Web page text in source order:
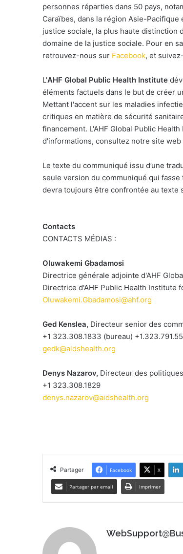
personnes réparties dans 50 pays,
Caraïbes, dans la région Asie-Pacifique
justice sociale, la plus haute distinction
domaine de la justice sociale. Pour en
retrouvez-nous sur Facebook, et
L'AHF Global Public Health Institute
éléments factuels dans le but de créer
Mettant l'accent sur les maladies
critiques en matière de sécurité
financement. L'AHF Global Public
d'informations, consultez notre site web
Le texte du communiqué issu d’une
seule version du communiqué qui
devra toujours être confrontée au texte
Contacts
CONTACTS MÉDIAS :
Oluwakemi Gbadamosi
Directrice générale adjointe d'AHF
Directrice d'AHF Public Health Institute
Oluwakemi.Gbadamosi@ahf.org
Ged Kenslea, Directeur senior des
+1 323.308.1833 (bureau)
gedk@aidshealth.org
Denys Nazarov, Directeur des
+1 323.308.1829
denys.nazarov@aidshealth.org
Partager Facebook X
Partager par email Imprimer